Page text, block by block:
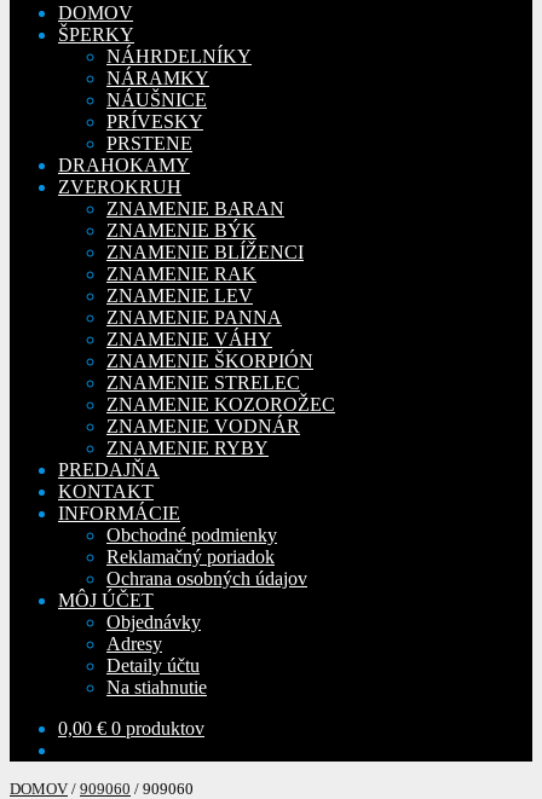
DOMOV
ŠPERKY
NÁHRDELNÍKY
NÁRAMKY
NÁUŠNICE
PRÍVESKY
PRSTENE
DRAHOKAMY
ZVEROKRUH
ZNAMENIE BARAN
ZNAMENIE BÝK
ZNAMENIE BLÍŽENCI
ZNAMENIE RAK
ZNAMENIE LEV
ZNAMENIE PANNA
ZNAMENIE VÁHY
ZNAMENIE ŠKORPIÓN
ZNAMENIE STRELEC
ZNAMENIE KOZOROŽEC
ZNAMENIE VODNÁR
ZNAMENIE RYBY
PREDAJŇA
KONTAKT
INFORMÁCIE
Obchodné podmienky
Reklamačný poriadok
Ochrana osobných údajov
MÔJ ÚČET
Objednávky
Adresy
Detaily účtu
Na stiahnutie
0,00 € 0 produktov
DOMOV / 909060 / 909060